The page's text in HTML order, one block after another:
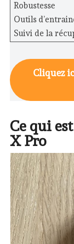
Robustesse
Outils
Suivi de la
Cliquez
Ce qui
X Pro